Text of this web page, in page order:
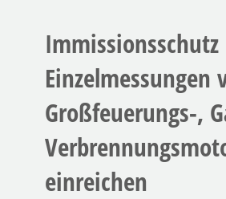
Großfeuerungs-,
einreichen